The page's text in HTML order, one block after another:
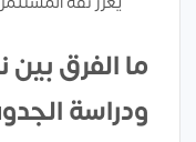
ما الفرق
ودراسة